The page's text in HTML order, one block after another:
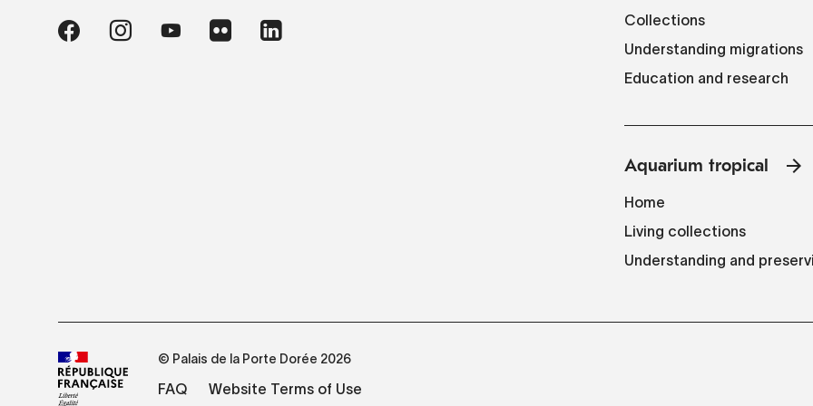
Collections
Understanding migrations
Education and research
Aquarium tropical
Home
Living collections
Understanding and
© Palais de la Porte Dorée 2026
FAQ Website Terms of Use